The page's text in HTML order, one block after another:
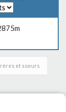
et soeurs